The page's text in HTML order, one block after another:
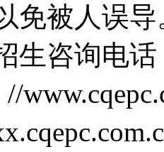
免被人误
咨询电话
//